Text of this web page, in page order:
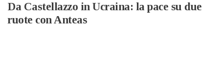
Da Castellazzo in Ucraina: la pace su due
ruote con Anteas